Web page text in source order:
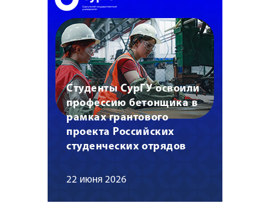
Студенты СурГУ освоили
профессию бетонщика в
рамках грантового
проекта Российских
студенческих отрядов
22 июня 2026